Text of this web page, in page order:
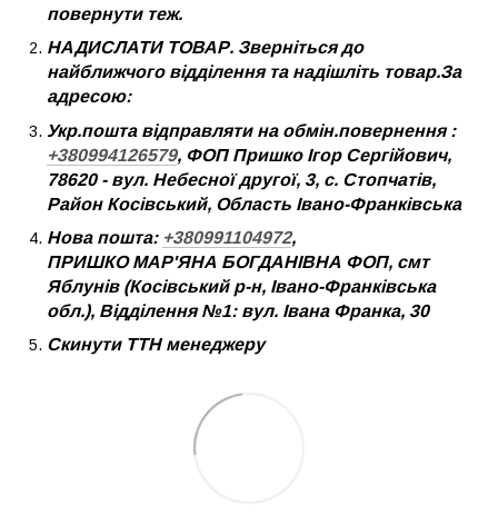
повернути теж.
НАДИСЛАТИ ТОВАР. Зверніться до
найближчого відділення та надішліть товар.За
адресою:
Укр.пошта відправляти на обмін.повернення :
+380994126579, ФОП Пришко Ігор Сергійович,
78620 - вул. Небесної другої, 3, с. Стопчатів,
Район Косівський, Область Івано-Франківська
Нова пошта: +380991104972,
ПРИШКО МАР'ЯНА БОГДАНІВНА ФОП, смт
Яблунів (Косівський р-н, Івано-Франківська
обл.), Відділення №1: вул. Івана Франка, 30
Скинути ТТН менеджеру